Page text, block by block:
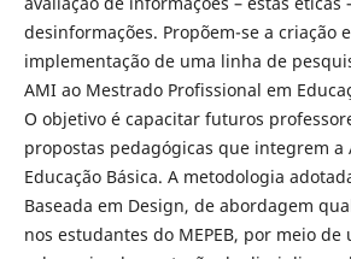
desinformações. Propõem-se a criação
implementação de uma linha de
AMI ao Mestrado Profissional em
O objetivo é capacitar futuros
propostas pedagógicas que integrem a
Educação Básica. A metodologia
Baseada em Design, de abordagem
nos estudantes do MEPEB, por meio de